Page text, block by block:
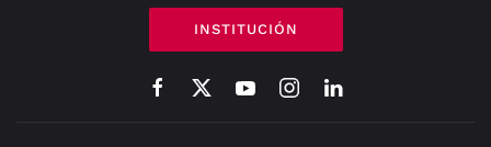
INSTITUCIÓN